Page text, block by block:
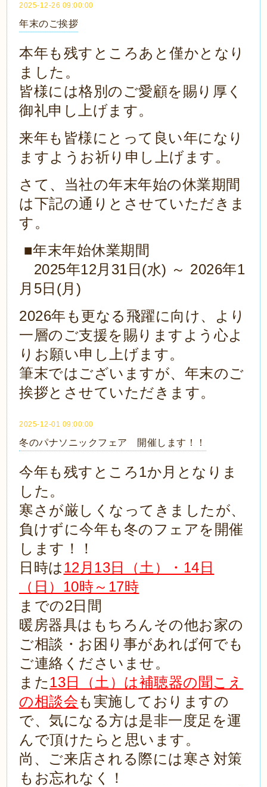
2025-12-26 09:00:00
年末のご挨拶
本年も残すところあと僅かとなり
ました。
皆様には格別のご愛顧を賜り厚く
御礼申し上げます。
来年も皆様にとって良い年になり
ますようお祈り申し上げます。
さて、当社の年末年始の休業期間
は下記の通りとさせていただきま
す。
■年末年始休業期間
2025年12月31日(水) ～ 2026年1
月5日(月)
2026年も更なる飛躍に向け、より
一層のご支援を賜りますよう心よ
りお願い申し上げます。
筆末ではございますが、年末のご
挨拶とさせていただきます。
2025-12-01 09:00:00
冬のパナソニックフェア 開催します！！
今年も残すところ1か月となりま
した。
寒さが厳しくなってきましたが、
負けずに今年も冬のフェアを開催
します！！
日時は12月13日（土）・14日
（日）10時～17時
までの2日間
暖房器具はもちろんその他お家の
ご相談・お困り事があれば何でも
ご連絡くださいませ。
また13日（土）は補聴器の聞こえ
の相談会も実施しておりますの
で、気になる方は是非一度足を運
んで頂けたらと思います。
尚、ご来店される際には寒さ対策
もお忘れなく！